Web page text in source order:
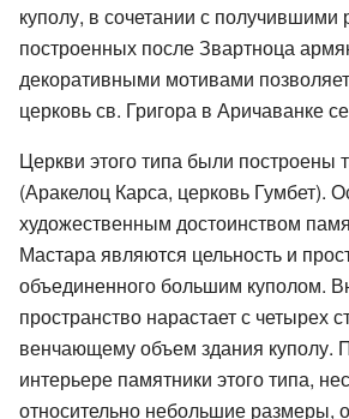
куполу, в сочетании с получившими
построенных после Звартноца
декоративными мотивами
церковь св. Григора в Аричаванке
Церкви этого типа были построены
(Аракелоц Карса, церковь Гумбет).
художественным достоинством
Мастара являются цельность и
объединенного большим куполом.
пространство нарастает с четырех
венчающему объем здания куполу.
интерьере памятники этого типа,
относительно небольшие размеры,